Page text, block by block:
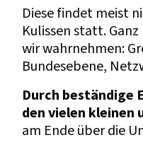
Diese findet meist
Kulissen statt.
wir wahrnehmen:
Bundesebene,
Durch beständige
den vielen kleinen
am Ende über die